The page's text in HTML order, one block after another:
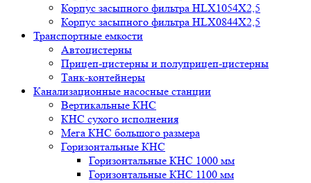
Корпус засыпного фильтра HLX1054X2,5
Корпус засыпного фильтра HLX0844X2,5
Транспортные емкости
Автоцистерны
Прицеп-цистерны и полуприцеп-цистерны
Танк-контейнеры
Канализационные насосные станции
Вертикальные КНС
КНС сухого исполнения
Мега КНС большого размера
Горизонтальные КНС
Горизонтальные КНС 1000 мм
Горизонтальные КНС 1100 мм